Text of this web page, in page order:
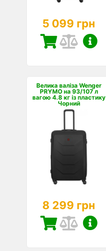
5 099 грн
Велика валіза Wenger
PRYMO на 93/107 л
вагою 4.8 кг із пластику
Чорний
8 299 грн